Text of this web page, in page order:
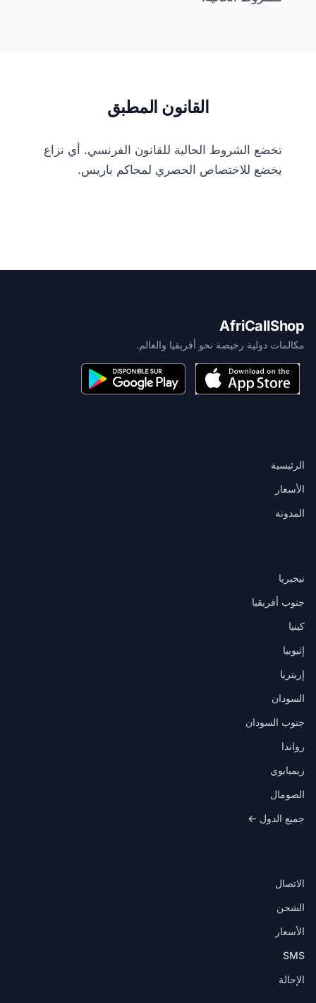
القانون المطبق
تخضع الشروط الحالية للقانون الفرنسي. أي نزاع
يخضع للاختصاص الحصري لمحاكم باريس.
AfriCallShop
مكالمات دولية رخيصة نحو أفريقيا والعالم.
الرئيسية
الأسعار
المدونة
نيجيريا
جنوب أفريقيا
كينيا
إثيوبيا
إريتريا
السودان
جنوب السودان
رواندا
زيمبابوي
الصومال
جميع الدول ←
الاتصال
الشحن
الأسعار
SMS
الإحالة